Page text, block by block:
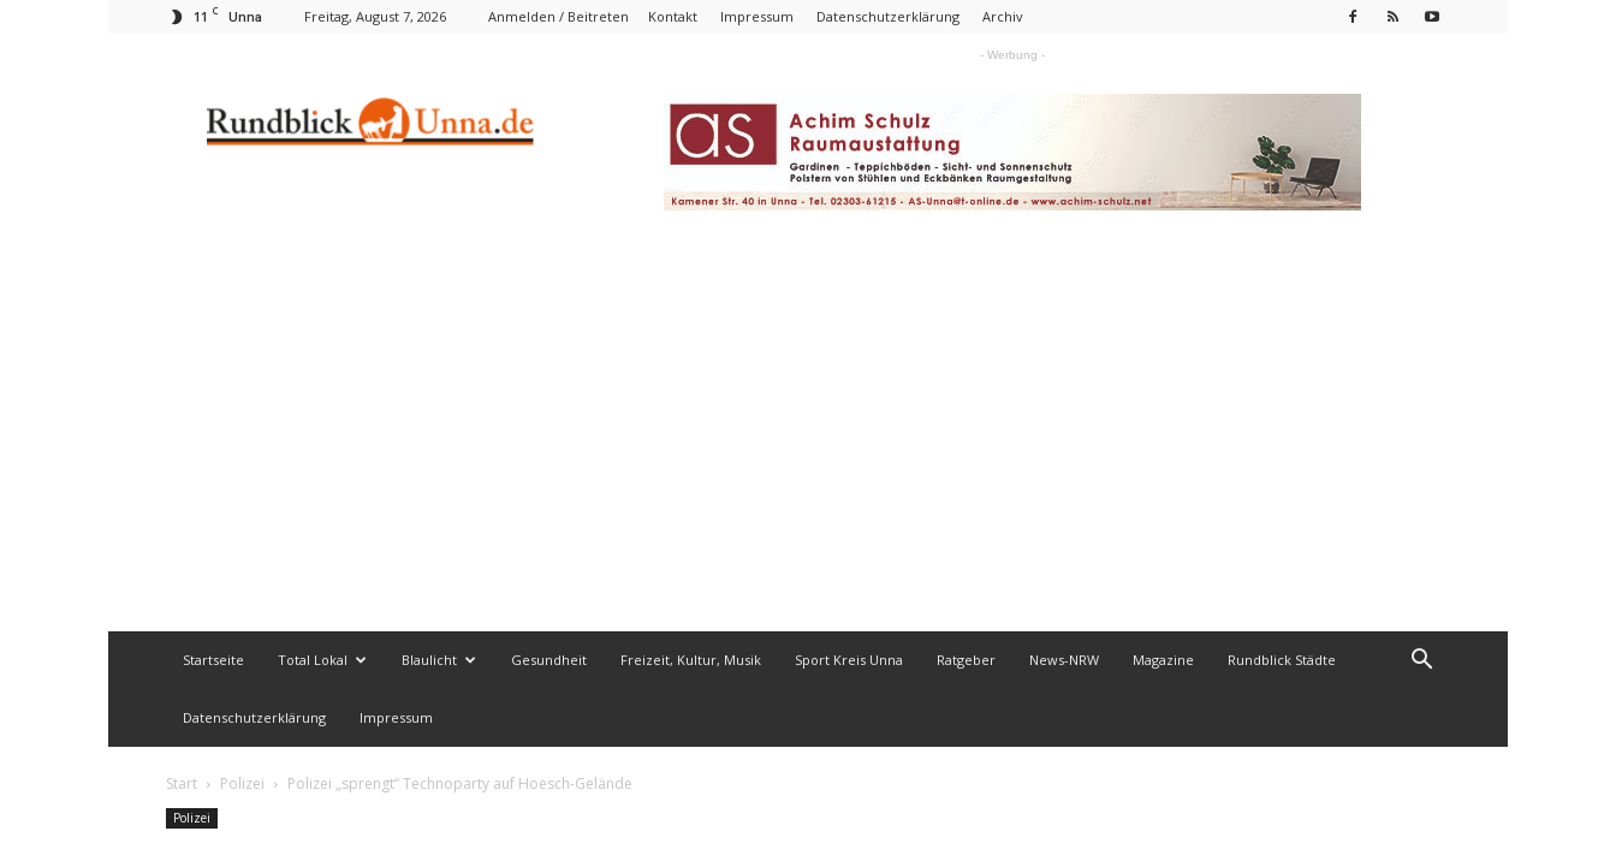
11 C Unna Freitag, August 7, 2026 Anmelden / Beitreten Kontakt Impressum Datenschutzerklärung Archiv
- Werbung -
Startseite Total Lokal Blaulicht Gesundheit Freizeit, Kultur, Musik Sport Kreis Unna Ratgeber News-NRW Magazine Rundblick Städte
Datenschutzerklärung Impressum
Start Polizei Polizei „sprengt“ Technoparty auf Hoesch-Gelände
Polizei